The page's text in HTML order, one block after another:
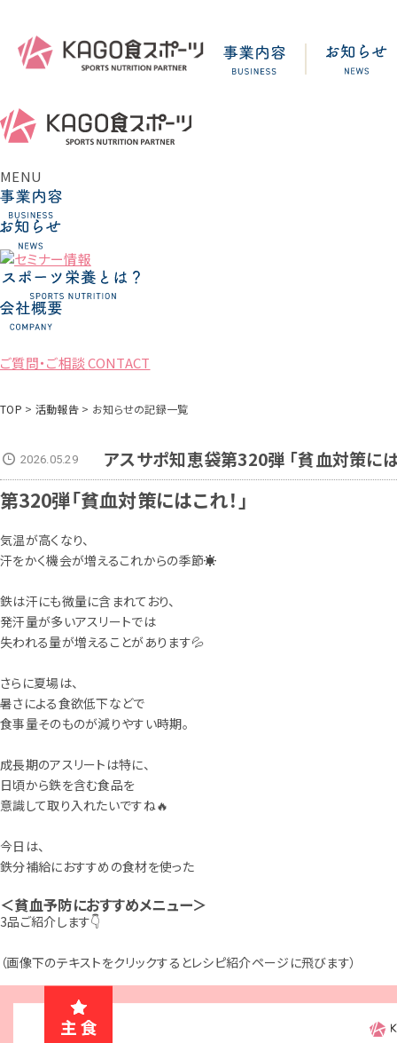
MENU
ご質問・ご相談CONTACT
TOP > 活動報告 > お知らせの記録一覧
2026.05.29 アスサポ知恵袋第320弾 「貧血対策には
第320弾「貧血対策にはこれ！」
気温が高くなり、
汗をかく機会が増えるこれからの季節☀
鉄は汗にも微量に含まれており、
発汗量が多いアスリートでは
失われる量が増えることがあります💦
さらに夏場は、
暑さによる食欲低下などで
食事量そのものが減りやすい時期。
成長期のアスリートは特に、
日頃から鉄を含む食品を
意識して取り入れたいですね🔥
今日は、
鉄分補給におすすめの食材を使った
＜貧血予防におすすめメニュー＞
3品ご紹介します👇
（画像下のテキストをクリックするとレシピ紹介ページに飛びます）